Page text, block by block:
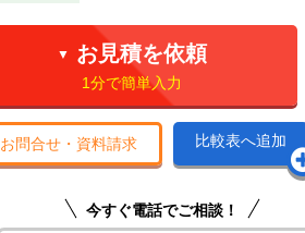
▼ お見積を依頼
1分で簡単入力
お問合せ・資料請求 比較表へ追加
今すぐ電話でご相談！